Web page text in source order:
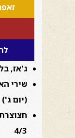
זאפה
ג'אז,
(יום ג')
4/3